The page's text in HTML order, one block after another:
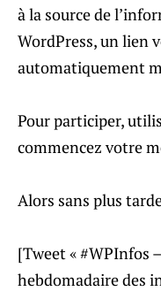
à la source de
WordPress, un lien
automatiquement
Pour participer,
commencez votre
Alors sans plus
[Tweet « #WPInfos
hebdomadaire des